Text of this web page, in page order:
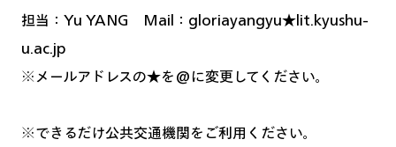
担当：Yu YANG Mail：gloriayangyu★lit.kyushu-
u.ac.jp
※メールアドレスの★を@に変更してください。
※できるだけ公共交通機関をご利用ください。